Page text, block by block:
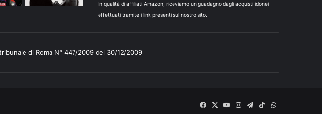
In qualità di affiliati Amazon, riceviamo un guadagno dagli acquisti idonei
effettuati tramite i link presenti sul nostro sito.
di Roma N° 447/2009 del 30/12/2009
Facebook
X
YouInstagram
Telegram
TikTokWhatsApp